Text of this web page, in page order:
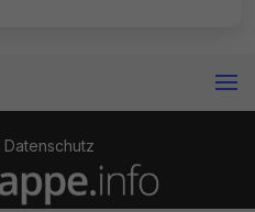
Datenschutz